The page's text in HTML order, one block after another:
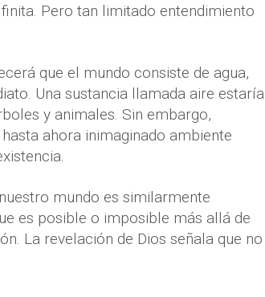
Pero tan limitado entendimiento
que el mundo consiste de agua,
Una sustancia llamada aire estaría
y animales. Sin embargo,
ahora inimaginado ambiente
mundo es similarmente
es posible o imposible más allá de
La revelación de Dios señala que no